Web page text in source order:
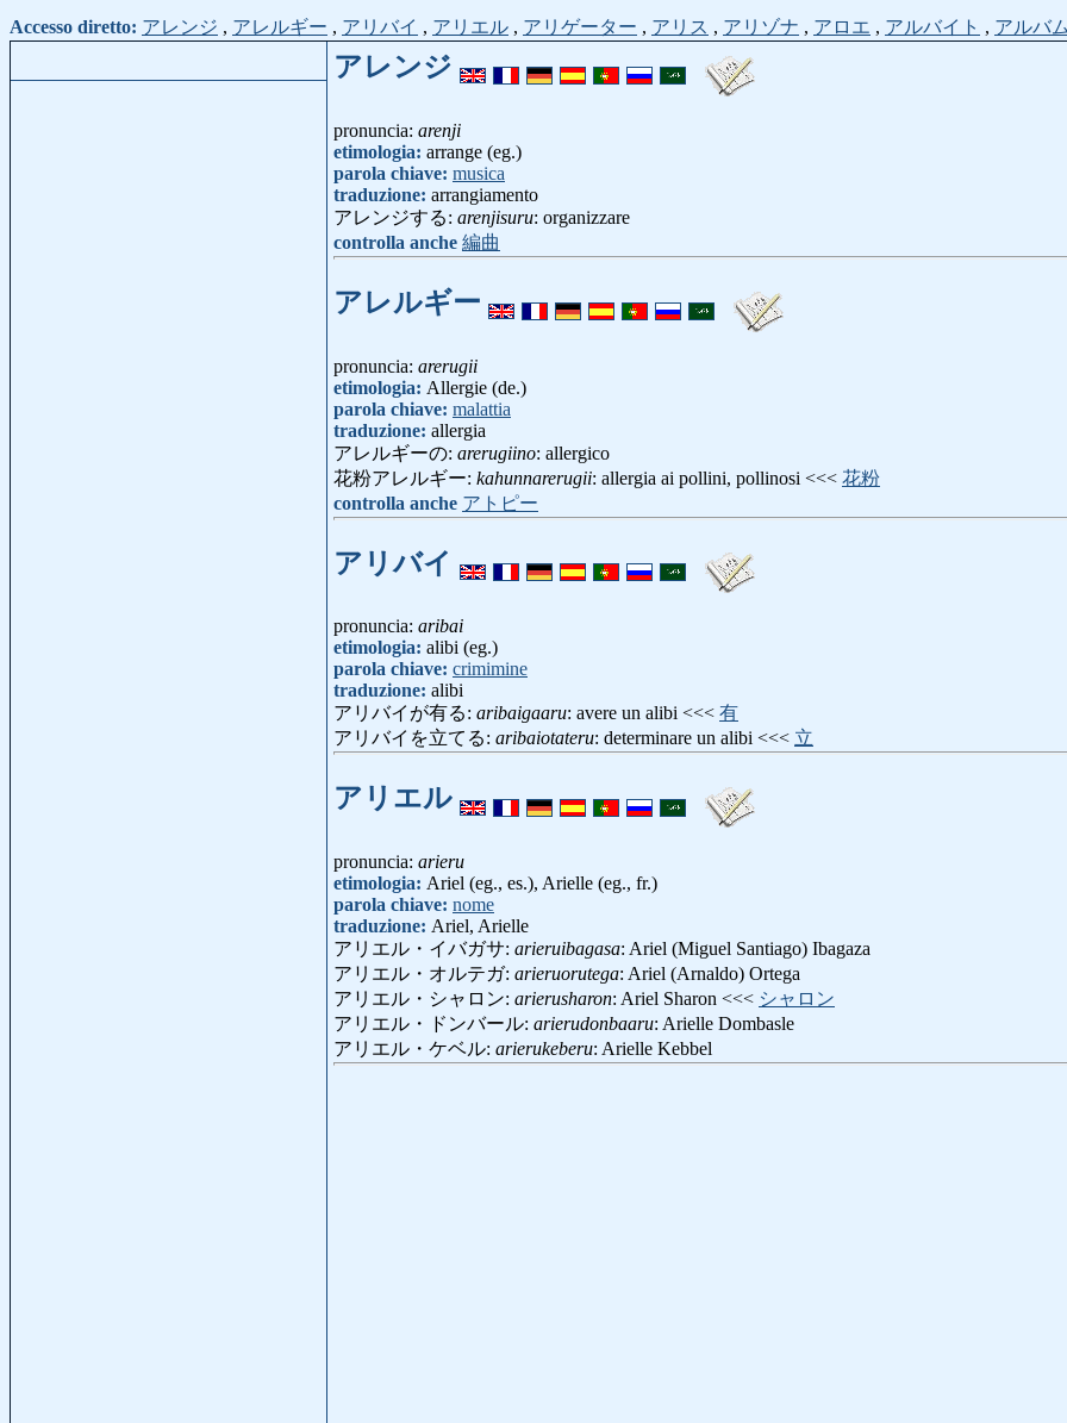
Accesso diretto: アレンジ , アレルギー , アリバイ , アリエル , アリゲーター , アリス , アリゾナ , アロエ , アルバイト , アルバ
アレンジ
pronuncia: arenji
etimologia: arrange (eg.)
parola chiave: musica
traduzione: arrangiamento
アレンジする: arenjisuru: organizzare
controlla anche 編曲
アレルギー
pronuncia: arerugii
etimologia: Allergie (de.)
parola chiave: malattia
traduzione: allergia
アレルギーの: arerugiino: allergico
花粉アレルギー: kahunnarerugii: allergia ai pollini, pollinosi <<< 花粉
controlla anche アトピー
アリバイ
pronuncia: aribai
etimologia: alibi (eg.)
parola chiave: crimimine
traduzione: alibi
アリバイが有る: aribaigaaru: avere un alibi <<< 有
アリバイを立てる: aribaiotateru: determinare un alibi <<< 立
アリエル
pronuncia: arieru
etimologia: Ariel (eg., es.), Arielle (eg., fr.)
parola chiave: nome
traduzione: Ariel, Arielle
アリエル・イバガサ: arieruibagasa: Ariel (Miguel Santiago) Ibagaza
アリエル・オルテガ: arieruorutega: Ariel (Arnaldo) Ortega
アリエル・シャロン: arierusharon: Ariel Sharon <<< シャロン
アリエル・ドンバール: arierudonbaaru: Arielle Dombasle
アリエル・ケベル: arierukeberu: Arielle Kebbel